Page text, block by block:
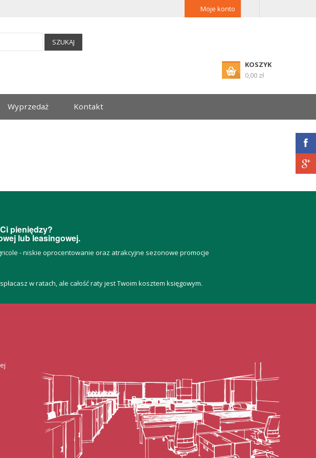
Moje konto
SZUKAJ
KOSZYK
0,00 zł
Wyprzedaż Kontakt
pieniędzy?
lub leasingowej.
- niskie oprocentowanie oraz atrakcyjne sezonowe promocje
w ratach, ale całość raty jest Twoim kosztem księgowym.